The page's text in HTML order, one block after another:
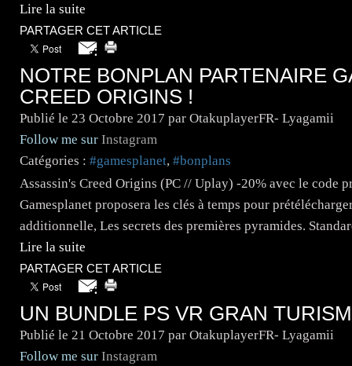
Lire la suite
PARTAGER CET ARTICLE
NOTRE BONPLAN PARTENAIRE
CREED ORIGINS !
Publié le 23 Octobre 2017 par OtakuplayerFR- Lyagamii
Follow me sur Instagram
Catégories : #gamesplanet, #bonplans
Assassin's Creed Origins (PC // Uplay) -20% avec le code
Gamesplanet proposera les clés à temps pour
additionnelle, Les secrets des premières pyramides.
Lire la suite
PARTAGER CET ARTICLE
UN BUNDLE PS VR GRAN
Publié le 21 Octobre 2017 par OtakuplayerFR- Lyagamii
Follow me sur Instagram